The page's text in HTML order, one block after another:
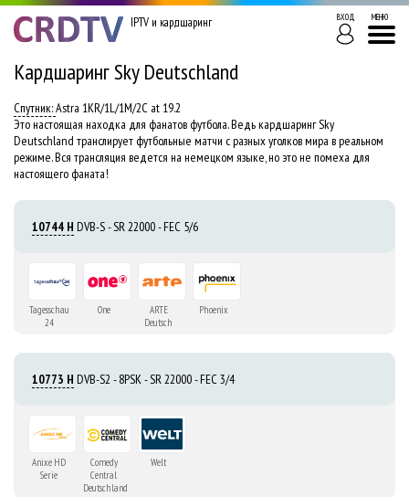
IPTV и кардшаринг ВХОД МЕНЮ
Кардшаринг Sky Deutschland
Astra 1KR/1L/1M/2C at 19.2
Это настоящая находка для фанатов футбола. Ведь кардшаринг Sky
Deutschland транслирует футбольные матчи с разных уголков мира в реальном
режиме. Вся трансляция ведется на немецком языке, но это не помеха для
настоящего фаната!
10744 H DVB-S - SR 22000 - FEC 5/6
Tagesschau
24
One
ARTE
Deutsch
Phoenix
10773 H DVB-S2 - 8PSK - SR 22000 - FEC 3/4
Anixe HD
Serie
Comedy
Central
Deutschland
Welt